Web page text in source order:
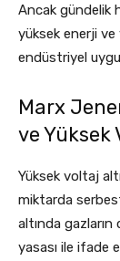
Ancak gündelik
yüksek enerji
endüstriyel
Marx
ve Yüksek
Yüksek voltaj
miktarda
altında gazların
yasası ile ifade